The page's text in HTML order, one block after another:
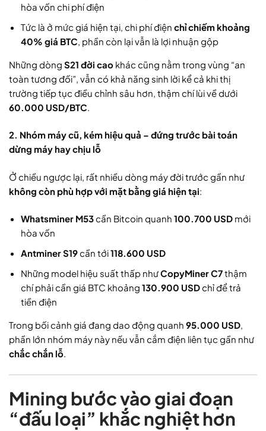
hòa vốn chi phí điện
Tức là ở mức giá hiện tại, chi phí điện chỉ chiếm khoảng
40% giá BTC , phần còn lại vẫn là lợi nhuận gộp
Những dòng S21 đời cao khác cũng nằm trong vùng “an
toàn tương đối”, vẫn có khả năng sinh lời kể cả khi thị
trường tiếp tục điều chỉnh sâu hơn, thậm chí lùi về dưới
60.000 USD/BTC
2. Nhóm máy cũ, kém hiệu quả – đứng trước bài toán
dừng máy hay chịu lỗ
Ở chiều ngược lại, rất nhiều dòng máy đời trước gần như
không còn phù hợp với mặt bằng giá hiện tại:
Whatsminer M53cần Bitcoin quanh 100.700 USD mới
hòa vốn
Antminer S19cần tới118.600 USD
Những model hiệu suất thấp nhưCopyMiner C7thậm
chí phải cần giá BTC khoảng 130.900 USDchỉ để trả
tiền điện
Trong bối cảnh giá đang dao động quanh 95.000 USD,
phần lớn nhóm máy này nếu vẫn cắm điện liên tục gần như
chắc chắn lỗ.
Mining bước vào giai đoạn
“đấu loại” khắc nghiệt hơn